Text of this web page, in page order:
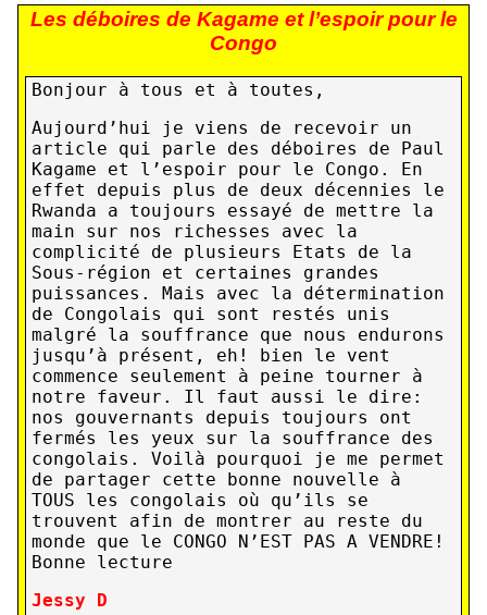
Les déboires de Kagame et l’espoir pour le
Congo
Bonjour à tous et à toutes,
Aujourd’hui je viens de recevoir un
article qui parle des déboires de Paul
Kagame et l’espoir pour le Congo. En
effet depuis plus de deux décennies le
Rwanda a toujours essayé de mettre la
main sur nos richesses avec la
complicité de plusieurs Etats de la
Sous-région et certaines grandes
puissances. Mais avec la détermination
de Congolais qui sont restés unis
malgré la souffrance que nous endurons
jusqu’à présent, eh! bien le vent
commence seulement à peine tourner à
notre faveur. Il faut aussi le dire:
nos gouvernants depuis toujours ont
fermés les yeux sur la souffrance des
congolais. Voilà pourquoi je me permet
de partager cette bonne nouvelle à
TOUS les congolais où qu’ils se
trouvent afin de montrer au reste du
monde que le CONGO N’EST PAS A VENDRE!
Bonne lecture
Jessy D